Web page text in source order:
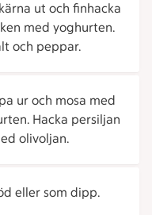
ut och finhacka
med yoghurten.
och peppar.
ur och mosa med
Hacka persiljan
olivoljan.
eller som dipp.